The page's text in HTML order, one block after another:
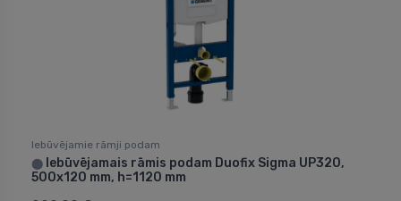
Iebūvējamie rāmji podam
⬤ Iebūvējamais rāmis podam Duofix Sigma UP320,
500x120 mm, h=1120 mm